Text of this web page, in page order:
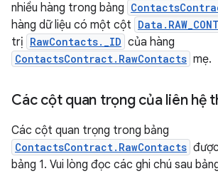
nhiều hàng trong bảng
hàng dữ liệu có một cột
trị RawContacts._ID của hàng
ContactsContract.RawContacts mẹ.
Các cột quan trọng của liên hệ
Các cột quan trọng trong bảng
ContactsContract.RawContacts
bảng 1. Vui lòng đọc các ghi chú sau